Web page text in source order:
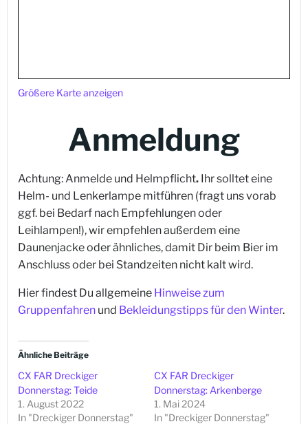
Größere Karte anzeigen
Anmeldung
Achtung: Anmelde und Helmpflicht. Ihr solltet eine
Helm- und Lenkerlampe mitführen (fragt uns vorab
ggf. bei Bedarf nach Empfehlungen oder
Leihlampen!), wir empfehlen außerdem eine
Daunenjacke oder ähnliches, damit Dir beim Bier im
Anschluss oder bei Standzeiten nicht kalt wird.
Hier findest Du allgemeine Hinweise zum
Gruppenfahren und Bekleidungstipps für den Winter.
Ähnliche Beiträge
CX FAR Dreckiger
Donnerstag: Teide
1. August 2022
In "Dreckiger Donnerstag"
CX FAR Dreckiger
Donnerstag: Arkenberge
1. Mai 2024
In "Dreckiger Donnerstag"